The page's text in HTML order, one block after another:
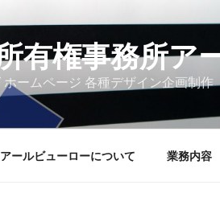
有権事務所ア
ホームページ 各種デザイン企画制作
アールビューローについて 業務内容